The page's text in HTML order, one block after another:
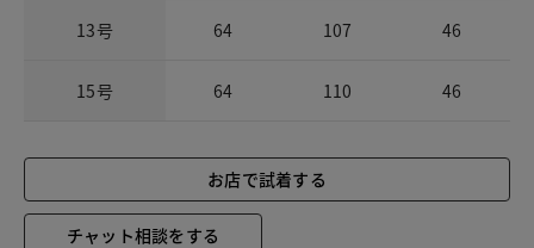
13号 64 107 46
15号 64 110 46
お店で試着する
チャット相談をする